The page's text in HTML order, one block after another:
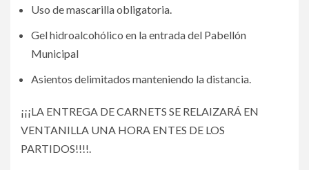
Uso de mascarilla obligatoria.
Gel hidroalcohólico en la entrada del Pabellón
Municipal
Asientos delimitados manteniendo la distancia.
¡¡¡LA ENTREGA DE CARNETS SE RELAIZARÁ EN
VENTANILLA UNA HORA ENTES DE LOS
PARTIDOS!!!!.